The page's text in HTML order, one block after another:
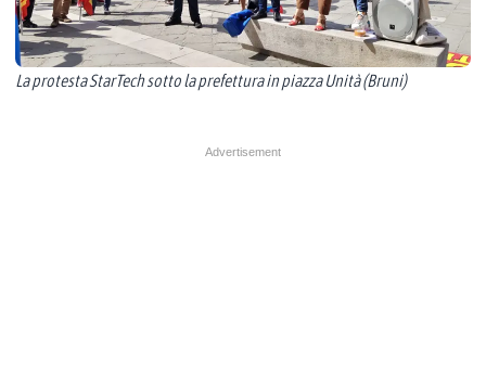
La protesta StarTech sotto la prefettura in piazza Unità (Bruni)